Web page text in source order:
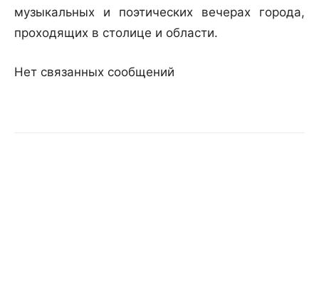
музыкальных и поэтических вечерах города,
проходящих в столице и области.
Нет связанных сообщений